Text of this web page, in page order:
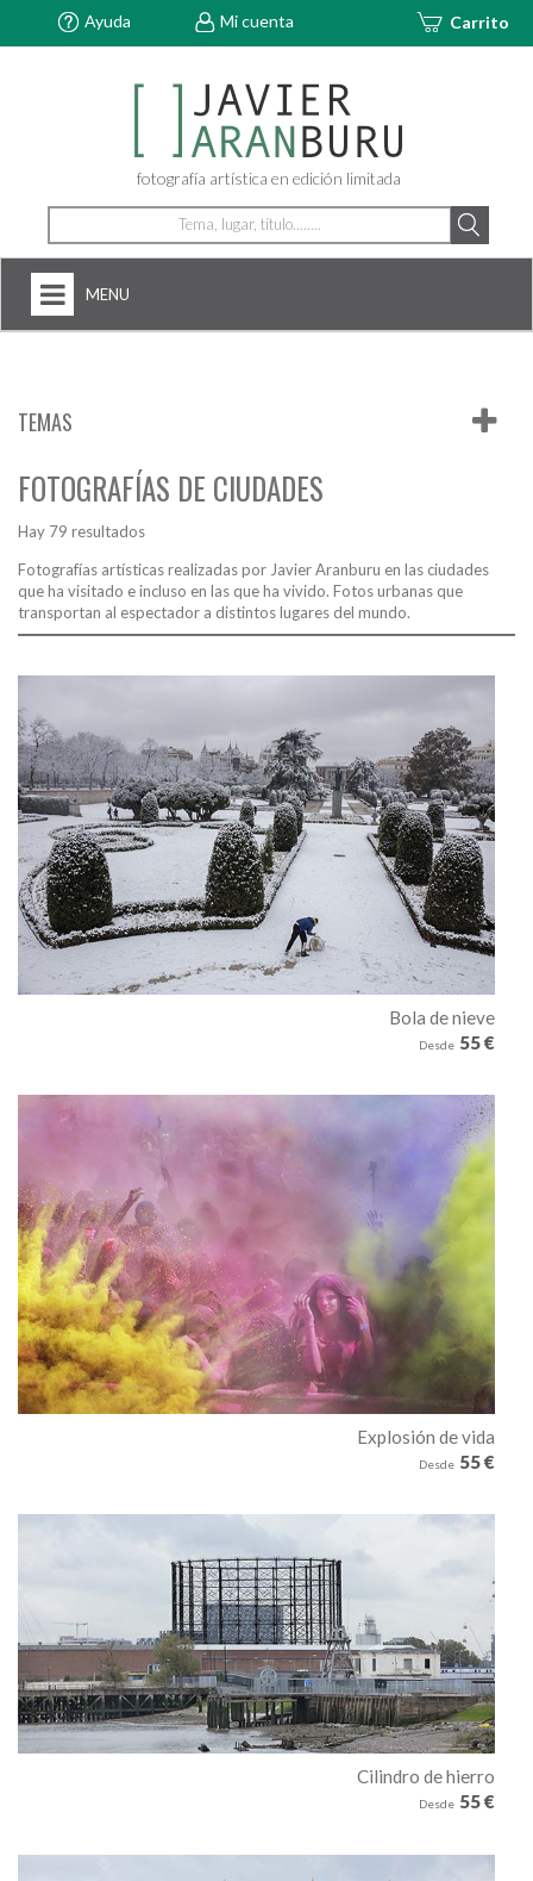
Carrito
Mi cuenta
Ayuda
fotografía artística en edición limitada
MENU
ARTDECÓ
TEMAS
FOTOGRAFÍAS DE CIUDADES
Hay 79 resultados
Fotografías artísticas realizadas por Javier Aranburu en las ciudades
que ha visitado e incluso en las que ha vivido. Fotos urbanas que
transportan al espectador a distintos lugares del mundo.
Bola de nieve
Desde 55 €
Explosión de vida
Desde 55 €
Cilindro de hierro
Desde 55 €